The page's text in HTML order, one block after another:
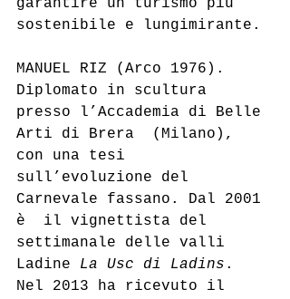
garantire un turismo più
sostenibile e lungimirante.
MANUEL RIZ (Arco 1976).
Diplomato in scultura
presso l’Accademia di Belle
Arti di Brera  (Milano),
con una tesi
sull’evoluzione del
Carnevale fassano. Dal 2001
è  il vignettista del
settimanale delle valli
Ladine La Usc di Ladins .
Nel 2013 ha ricevuto il